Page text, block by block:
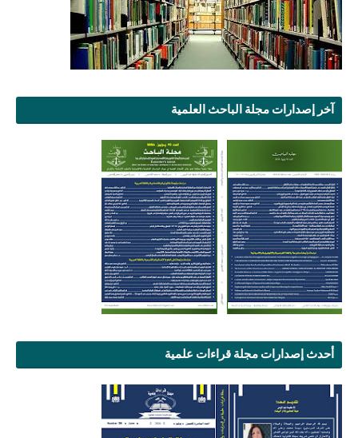
آخر إصدارات مجلة الباحث العلمية
أحدث إصدارات مجلة قراءات علمية